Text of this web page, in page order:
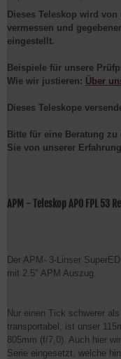
Dieses Teleskop wird
vermessen und
eingestellt.
Beispiele für unsere
Wie wir justieren: Über
Dieses Teleskope
Bitte für eine Beratung zu
Sie von unserer
APM - Teleskop APO FPL 53
Der APM- 3-Linser
mit 2.5" APM Auszug.
Nur einen Tick schwerer
transportabel, ist unser
805mm (f/7,0). Auch hier
Serie eingesetzt, welche